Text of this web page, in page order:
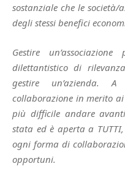
sostanziale che le
degli stessi benefici
Gestire
dilettantistico di
gestire un’azienda.
collaborazione in merito
più difficile andare
stata ed è aperta a
ogni forma di
opportuni.